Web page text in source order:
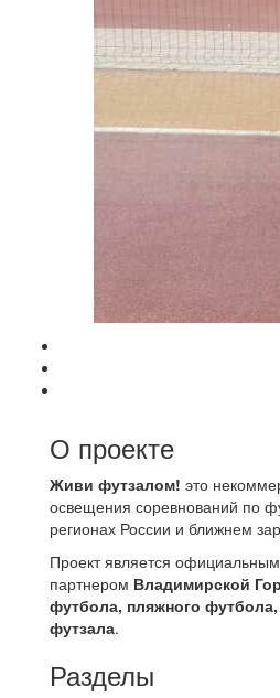
О проекте
Живи футзалом! это
освещения соревнований по
регионах России и ближнем
Проект является
партнером Владимирской
футбола, пляжного
футзала.
Разделы